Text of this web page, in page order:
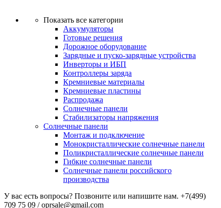
Показать все категории
Аккумуляторы
Готовые решения
Дорожное оборудование
Зарядные и пуско-зарядные устройства
Инверторы и ИБП
Контроллеры заряда
Кремниевые материалы
Кремниевые пластины
Распродажа
Солнечные панели
Стабилизаторы напряжения
Солнечные панели
Монтаж и подключение
Монокристаллические солнечные панели
Поликристаллические солнечные панели
Гибкие солнечные панели
Солнечные панели российского
производства
У вас есть вопросы? Позвоните или напишите нам. +7(499)
709 75 09 / oprsale@gmail.com